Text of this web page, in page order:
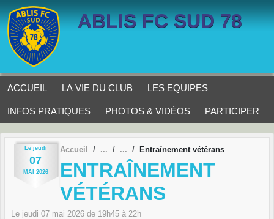
ABLIS FC SUD 78
ACCUEIL LA VIE DU CLUB LES EQUIPES
INFOS PRATIQUES PHOTOS & VIDÉOS PARTICIPER
Le jeudi
07
MAI 2026
Accueil Entraînement vétérans
ENTRAÎNEMENT
VÉTÉRANS
Le jeudi 07 mai 2026 de 19h45 à 22h
Panneau de gestion des cookies